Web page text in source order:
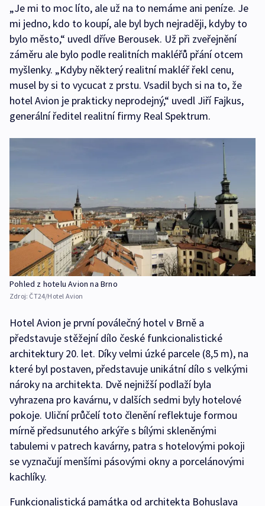
„Je mi to moc líto, ale už na to nemáme ani peníze. Je
mi jedno, kdo to koupí, ale byl bych nejraději, kdyby to
bylo město,“ uvedl dříve Berousek. Už při zveřejnění
záměru ale bylo podle realitních makléřů přání otcem
myšlenky. „Kdyby některý realitní makléř řekl cenu,
musel by si to vycucat z prstu. Vsadil bych si na to, že
hotel Avion je prakticky neprodejný,“ uvedl Jiří Fajkus,
generální ředitel realitní firmy Real Spektrum.
Pohled z hotelu Avion na Brno
Zdroj: ČT24/Hotel Avion
Hotel Avion je první poválečný hotel v Brně a
představuje stěžejní dílo české funkcionalistické
architektury 20. let. Díky velmi úzké parcele (8,5 m), na
které byl postaven, představuje unikátní dílo s velkými
nároky na architekta. Dvě nejnižší podlaží byla
vyhrazena pro kavárnu, v dalších sedmi byly hotelové
pokoje. Uliční průčelí toto členění reflektuje formou
mírně předsunutého arkýře s bílými skleněnými
tabulemi v patrech kavárny, patra s hotelovými pokoji
se vyznačují menšími pásovými okny a porcelánovými
kachlíky.
Funkcionalistická památka od architekta Bohuslava